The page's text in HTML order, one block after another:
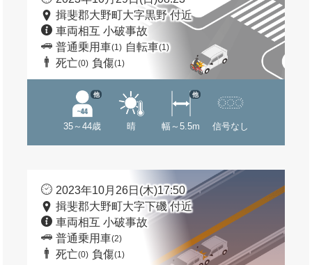
揖斐郡大野町大字黒野 付近
車両相互 小破事故
普通乗用車(1) 自転車(1)
死亡(0) 負傷(1)
35～44歳
他
晴 幅～5.5m
他
信号なし
2023年10月26日(木)17:50
揖斐郡大野町大字下磯 付近
車両相互 小破事故
普通乗用車(2)
死亡(0) 負傷(1)